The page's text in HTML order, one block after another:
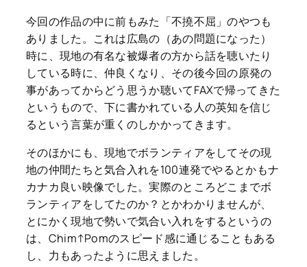
今回の作品の中に前もみた「不撓不屈」のやつも
ありました。これは広島の（あの問題になった）
時に、現地の有名な被爆者の方から話を聴いたり
している時に、仲良くなり、その後今回の原発の
事があってからどう思うか聴いてFAXで帰ってきた
というもので、下に書かれている人の英知を信じ
るという言葉が重くのしかかってきます。
そのほかにも、現地でボランティアをしてその現
地の仲間たちと気合入れを100連発でやるとかもナ
カナカ良い映像でした。実際のところどこまでボ
ランティアをしてたのか？とかわかりませんが、
とにかく現地で勢いで気合い入れをするというの
は、Chim↑Pomのスピード感に通じることもある
し、力もあったように思えました。